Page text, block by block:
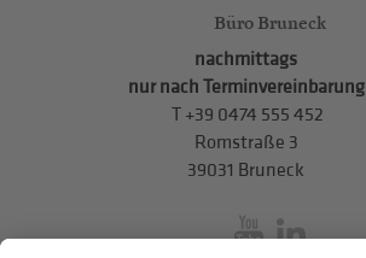
Büro Bruneck
nachmittags
nur nach Terminvereinbarung
T +39 0474 555 452
Romstraße 3
39031 Bruneck